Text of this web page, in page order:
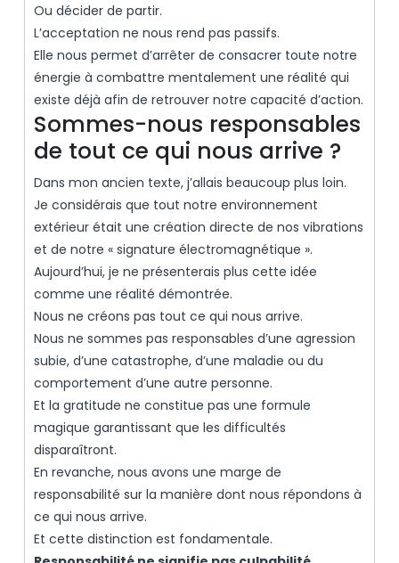
Ou décider de partir.
L’acceptation ne nous rend pas passifs.
Elle nous permet d’arrêter de consacrer toute notre
énergie à combattre mentalement une réalité qui
existe déjà afin de retrouver notre capacité d’action.
Sommes-nous responsables
de tout ce qui nous arrive ?
Dans mon ancien texte, j’allais beaucoup plus loin.
Je considérais que tout notre environnement
extérieur était une création directe de nos vibrations
et de notre « signature électromagnétique ».
Aujourd’hui, je ne présenterais plus cette idée
comme une réalité démontrée.
Nous ne créons pas tout ce qui nous arrive.
Nous ne sommes pas responsables d’une agression
subie, d’une catastrophe, d’une maladie ou du
comportement d’une autre personne.
Et la gratitude ne constitue pas une formule
magique garantissant que les difficultés
disparaîtront.
En revanche, nous avons une marge de
responsabilité sur la manière dont nous répondons à
ce qui nous arrive.
Et cette distinction est fondamentale.